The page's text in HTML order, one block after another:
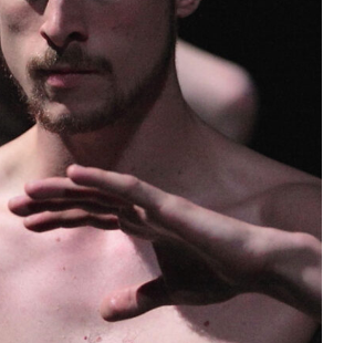
Tragédie, New Edit